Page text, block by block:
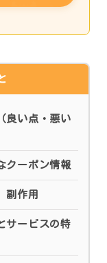
良い点・悪い
クーポン情報
副作用
サービスの特